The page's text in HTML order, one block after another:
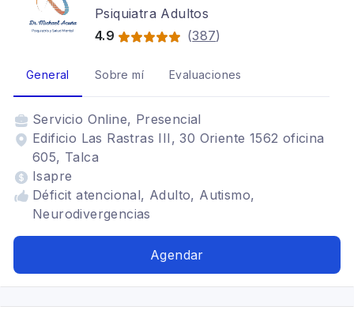
Psiquiatra Adultos
4.9
(387)
General Sobre mí Evaluaciones
Servicio Online, Presencial
Edificio Las Rastras III, 30 Oriente 1562 oficina
605, Talca
Isapre
Déficit atencional, Adulto, Autismo,
Neurodivergencias
Agendar